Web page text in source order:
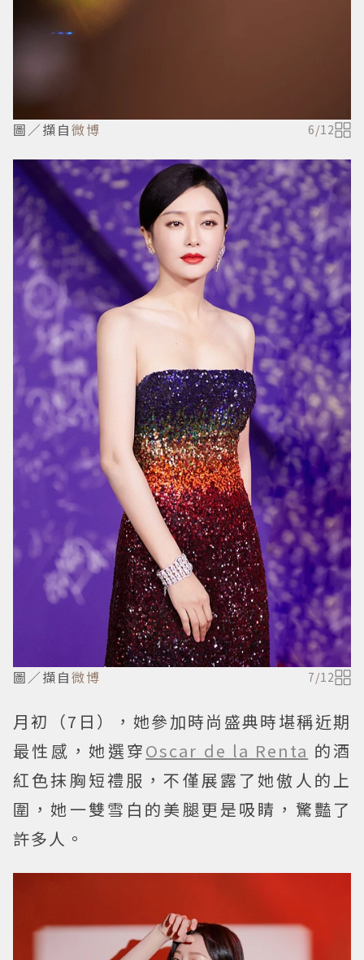
圖／擷自微博 6/12
圖／擷自微博 7/12
月初（7日），她參加時尚盛典時堪稱近期
最性感，她選穿Oscar de la Renta 的酒
紅色抹胸短禮服，不僅展露了她傲人的上
圍，她一雙雪白的美腿更是吸睛，驚豔了
許多人。